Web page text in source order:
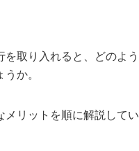
を取り入れると、どのよ
か。
メリットを順に解説してい